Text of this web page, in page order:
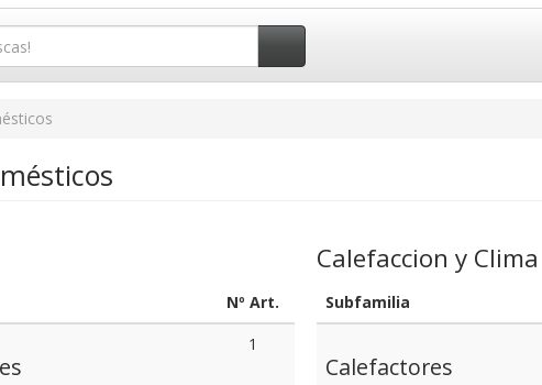
Nº Art.
1
Calefaccion y Clima
Subfamilia
Calefactores